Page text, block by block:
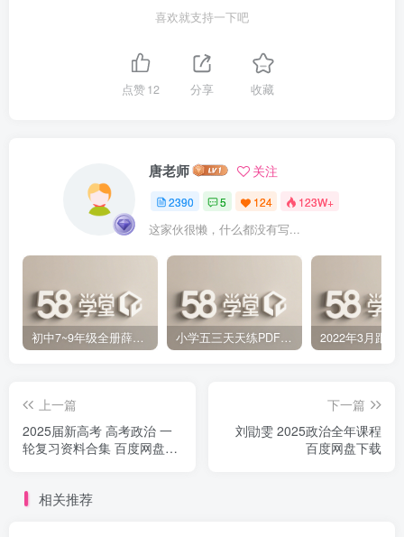
喜欢就支持一下吧
点赞12 分享 收藏
唐老师 关注
2390 5 124 123W+
这家伙很懒，什么都没有写...
初中7~9年级全册薛金星中学教材全解PDF 百度网盘分享下载 小学五三天天练PDF（压缩打包）百度网盘分享下载
上一篇
2025届新高考 高考政治 一
轮复习资料合集 百度网盘下
下一篇
刘勖雯 2025政治全年课程
百度网盘下载
相关推荐